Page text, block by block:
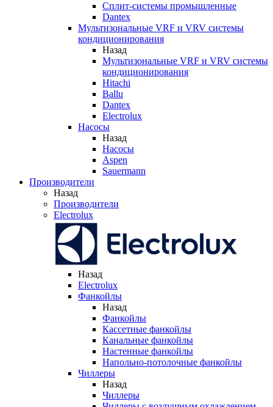
Сплит-системы промышленные
Dantex
Мультизональные VRF и VRV системы
кондиционирования
Назад
Мультизональные VRF и VRV системы
кондиционирования
Hitachi
Ballu
Dantex
Electrolux
Насосы
Назад
Насосы
Aspen
Sauermann
Производители
Назад
Производители
Electrolux
Назад
Electrolux
Фанкойлы
Назад
Фанкойлы
Кассетные фанкойлы
Канальные фанкойлы
Настенные фанкойлы
Напольно-потолочные фанкойлы
Чиллеры
Назад
Чиллеры